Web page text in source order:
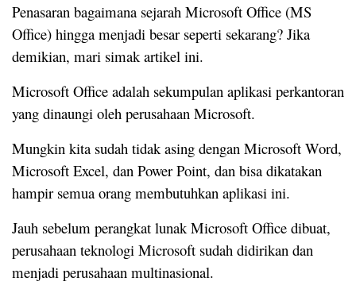
Penasaran bagaimana sejarah Microsoft Office (MS
Office) hingga menjadi besar seperti sekarang? Jika
demikian, mari simak artikel ini.
Microsoft Office adalah sekumpulan aplikasi perkantoran
yang dinaungi oleh perusahaan Microsoft.
Mungkin kita sudah tidak asing dengan Microsoft Word,
Microsoft Excel, dan Power Point, dan bisa dikatakan
hampir semua orang membutuhkan aplikasi ini.
Jauh sebelum perangkat lunak Microsoft Office dibuat,
perusahaan teknologi Microsoft sudah didirikan dan
menjadi perusahaan multinasional.